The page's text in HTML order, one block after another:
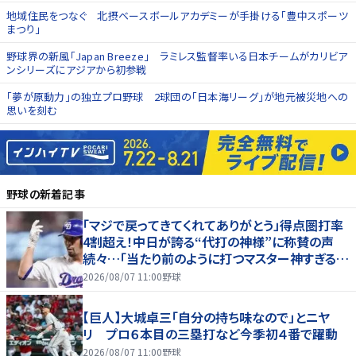
地域住民をつなぐ 北摂ベースボールアカデミーが手掛ける「豊中スポーツ
まつり」
野球界の新風「Japan Breeze」 ラミレス監督率いる日本チームがカリビア
ンシリーズにアジアから初参戦
「夢が原動力」の独立プロ野球 2球団の「日本海リーグ」が地元被災地への
思いを刻む
野球の新着記事
「マジで戻ってきてくれてありがとう」得点圏打率
4割超え！中日が誇る“代打の神様”に称賛の声
続々…「当たり前のように打つマスター神すぎる」
「また初球で決めたな」
2026/08/07 11:00野球
【巨人】大城卓三「自分の持ち味なので」とニヤ
リ プロ６本目の三塁打など今季初４番で躍動
2026/08/07 11:00野球